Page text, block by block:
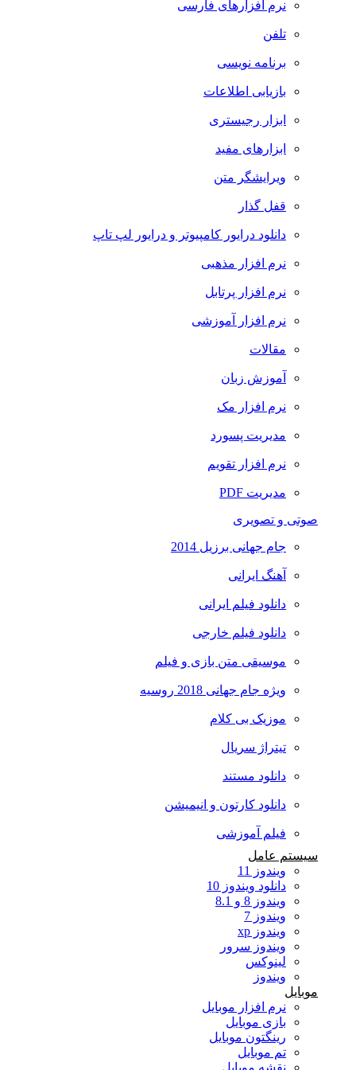
نرم افزارهای فارسی
تلفن
برنامه نویسی
بازیابی اطلاعات
ابزار رجیستری
ابزارهای مفید
ویرایشگر متن
قفل گذار
دانلود درایور کامپیوتر و درایور لپ تاپ
نرم افزار مذهبی
نرم افزار پرتابل
نرم افزار آموزشی
مقالات
آموزش زبان
نرم افزار مک
مدیریت پسورد
نرم افزار تقویم
مدیریت PDF
صوتی و تصویری
جام جهانی برزیل 2014
آهنگ ایرانی
دانلود فیلم ایرانی
دانلود فیلم خارجی
موسیقی متن بازی و فیلم
ویژه جام جهانی 2018 روسیه
موزیک بی کلام
تیتراژ سریال
دانلود مستند
دانلود کارتون و انیمیشن
فیلم آموزشی
سیستم عامل
ویندوز 11
دانلود ویندوز 10
ویندوز 8 و 8.1
ویندوز 7
ویندوز xp
ویندوز سرور
لینوکس
ویندوز
نرم افزار موبایل
بازی موبایل
رینگتون موبایل
تم موبایل
نقشه موبایل